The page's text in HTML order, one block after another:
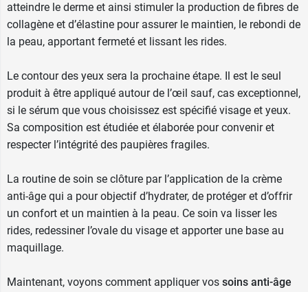
atteindre le derme et ainsi stimuler la production de fibres de
collagène et d’élastine pour assurer le maintien, le rebondi de
la peau, apportant fermeté et lissant les rides.
Le contour des yeux sera la prochaine étape. Il est le seul
produit à être appliqué autour de l’œil sauf, cas exceptionnel,
si le sérum que vous choisissez est spécifié visage et yeux.
Sa composition est étudiée et élaborée pour convenir et
respecter l’intégrité des paupières fragiles.
La routine de soin se clôture par l’application de la crème
anti-âge qui a pour objectif d’hydrater, de protéger et d’offrir
un confort et un maintien à la peau. Ce soin va lisser les
rides, redessiner l’ovale du visage et apporter une base au
maquillage.
Maintenant, voyons comment appliquer vos soins anti-âge